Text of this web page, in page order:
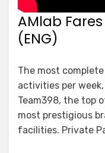
AMlab
(ENG)
The most
activities per
Team398, the top
most prestigious
facilities. Private